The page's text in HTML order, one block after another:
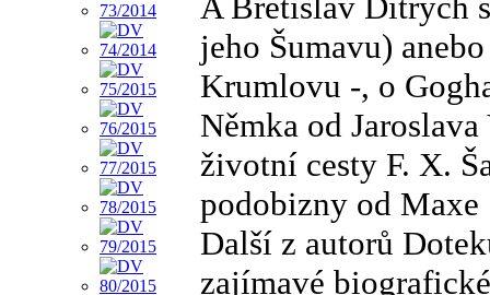
jeho Šumavu)
Krumlovu -, o
Němka od
životní cesty F. X.
podobizny od Maxe
Další z autorů
zajímavé